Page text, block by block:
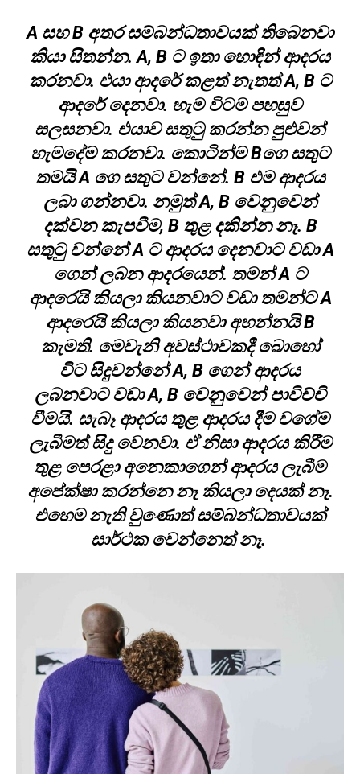
A සහ B අතර සම්බන්ධතාවයක් තිබෙනවා
කියා සිතන්න. A, B ට ඉතා හොඳින් ආදරය
කරනවා. එයා ආදරේ කළත් නැතත් A, B ට
ආදරේ දෙනවා. හැම විටම පහසුව
සලසනවා. එයාව සතුටු කරන්න පුළුවන්
හැමදේම කරනවා. කොටින්ම Bගෙ සතුට
තමයි A ගෙ සතුට වන්නේ. B එම ආදරය
ලබා ගන්නවා. නමුත් A, B වෙනුවෙන්
දක්වන කැපවීම, B තුළ දකින්න නෑ. B
සතුටු වන්නේ A ට ආදරය දෙනවාට වඩා A
ගෙන් ලබන ආදරයෙන්. තමන් A ට
ආදරෙයි කියලා කියනවාට වඩා තමන්ට A
ආදරෙයි කියලා කියනවා අහන්නයි B
කැමති. මෙවැනි අවස්ථාවකදී බොහෝ
විට සිදුවන්නේ A, B ගෙන් ආදරය
ලබනවාට වඩා A, B වෙනුවෙන් පාවිච්චි
වීමයි. සැබෑ ආදරය තුළ ආදරය දීම වගේම
ලැබීමත් සිදු වෙනවා. ඒ නිසා ආදරය කිරීම
තුළ පෙරළා අනෙකාගෙන් ආදරය ලැබීම
අපේක්ෂා කරන්නෙ නෑ කියලා දෙයක් නෑ.
එහෙම නැති වුණොත් සම්බන්ධතාවයක්
සාර්ථක වෙන්නෙත් නෑ.